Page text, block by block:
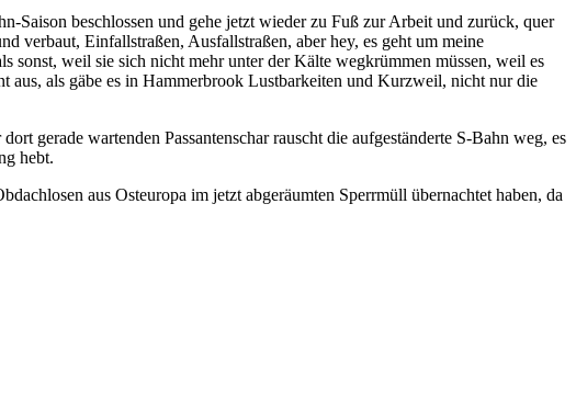
Saison beschlossen und gehe jetzt wieder zu Fuß zur Arbeit und zurück, quer
verbaut, Einfallstraßen, Ausfallstraßen, aber hey, es geht um meine
weil sie sich nicht mehr unter der Kälte wegkrümmen müssen, weil es
aus, als gäbe es in Hammerbrook Lustbarkeiten und Kurzweil, nicht nur die
gerade wartenden Passantenschar rauscht die aufgeständerte S-Bahn weg, es
hebt.
aus Osteuropa im jetzt abgeräumten Sperrmüll übernachtet haben, da